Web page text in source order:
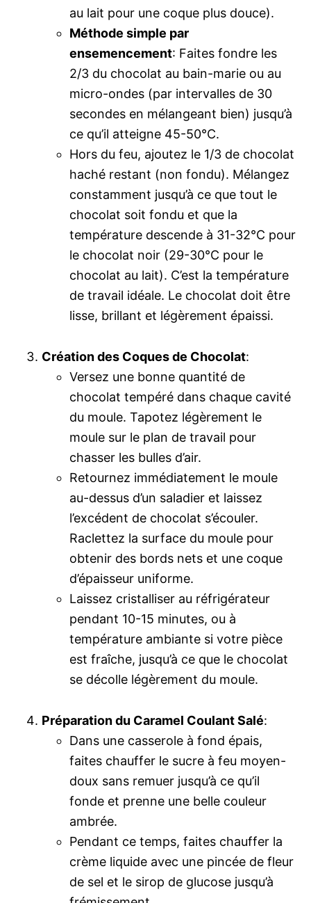
au lait pour une coque plus douce).
Méthode simple par
ensemencement: Faites fondre les
2/3 du chocolat au bain-marie ou au
micro-ondes (par intervalles de 30
secondes en mélangeant bien) jusqu’à
ce qu’il atteigne 45-50°C.
Hors du feu, ajoutez le 1/3 de chocolat
haché restant (non fondu). Mélangez
constamment jusqu’à ce que tout le
chocolat soit fondu et que la
température descende à 31-32°C pour
le chocolat noir (29-30°C pour le
chocolat au lait). C’est la température
de travail idéale. Le chocolat doit être
lisse, brillant et légèrement épaissi.
Création des Coques de Chocolat:
Versez une bonne quantité de
chocolat tempéré dans chaque cavité
du moule. Tapotez légèrement le
moule sur le plan de travail pour
chasser les bulles d’air.
Retournez immédiatement le moule
au-dessus d’un saladier et laissez
l’excédent de chocolat s’écouler.
Raclettez la surface du moule pour
obtenir des bords nets et une coque
d’épaisseur uniforme.
Laissez cristalliser au réfrigérateur
pendant 10-15 minutes, ou à
température ambiante si votre pièce
est fraîche, jusqu’à ce que le chocolat
se décolle légèrement du moule.
Préparation du Caramel Coulant Salé:
Dans une casserole à fond épais,
faites chauffer le sucre à feu moyen-
doux sans remuer jusqu’à ce qu’il
fonde et prenne une belle couleur
ambrée.
Pendant ce temps, faites chauffer la
crème liquide avec une pincée de fleur
de sel et le sirop de glucose jusqu’à